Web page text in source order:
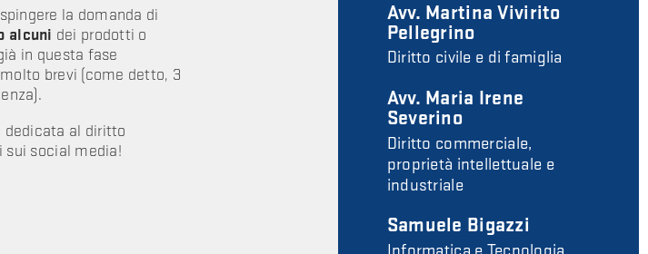
la domanda di
alcuni dei prodotti o
in questa fase
brevi (come detto, 3
dedicata al diritto
sui social media!
Avv. Martina Vivirito
Pellegrino
Diritto civile e di famiglia
Avv. Maria Irene
Severino
Diritto commerciale,
proprietà intellettuale e
industriale
Samuele Bigazzi